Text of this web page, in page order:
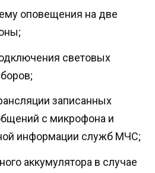
оповещения на две
световых
записанных
с микрофона и
информации служб МЧС;
аккумулятора в случае